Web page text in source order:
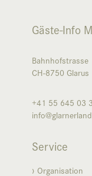
Gäste-Info
Bahnhofstrasse
CH-8750 Glarus
+41 55 645 03
Service
Organisation